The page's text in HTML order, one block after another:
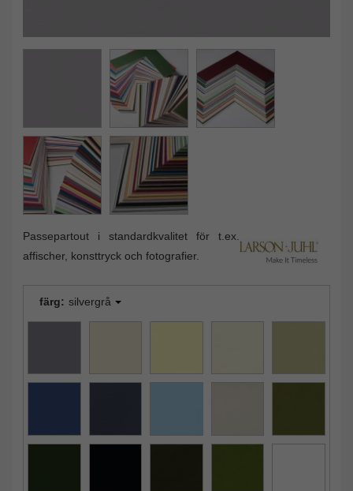
Passepartout i standardkvalitet för t.ex.
affischer, konsttryck och fotografier.
färg: silvergrå